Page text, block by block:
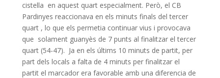
cistella en aquest quart especialment. Però, el CB
Pardinyes reaccionava en els minuts finals del tercer
quart , lo que els permetia continuar vius i provocava
que solament guanyès de 7 punts al finalitzar el tercer
quart (54-47). Ja en els últims 10 minuts de partit, per
part dels locals a falta de 4 minuts per finalitzar el
partit el marcador era favorable amb una diferencia de